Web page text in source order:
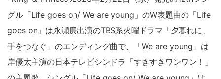
グル「Life goes on/ We are young」のW表題曲の「Life
goes on」は永瀬廉出演のTBS系火曜ドラマ「夕暮れに、
手をつなぐ」のエンディング曲で、「We are young」は
岸優太主演の日本テレビシンドラ「すきすきワンワン！」